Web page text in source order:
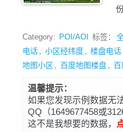
Category: POI/AOI 标签：
电话 , 小区经纬度 , 楼盘电话
地图小区 , 百度地图楼盘 , 百
温馨提示：
如果您发现示例数据无
QQ（1649677458或
这不是我想要的数据，